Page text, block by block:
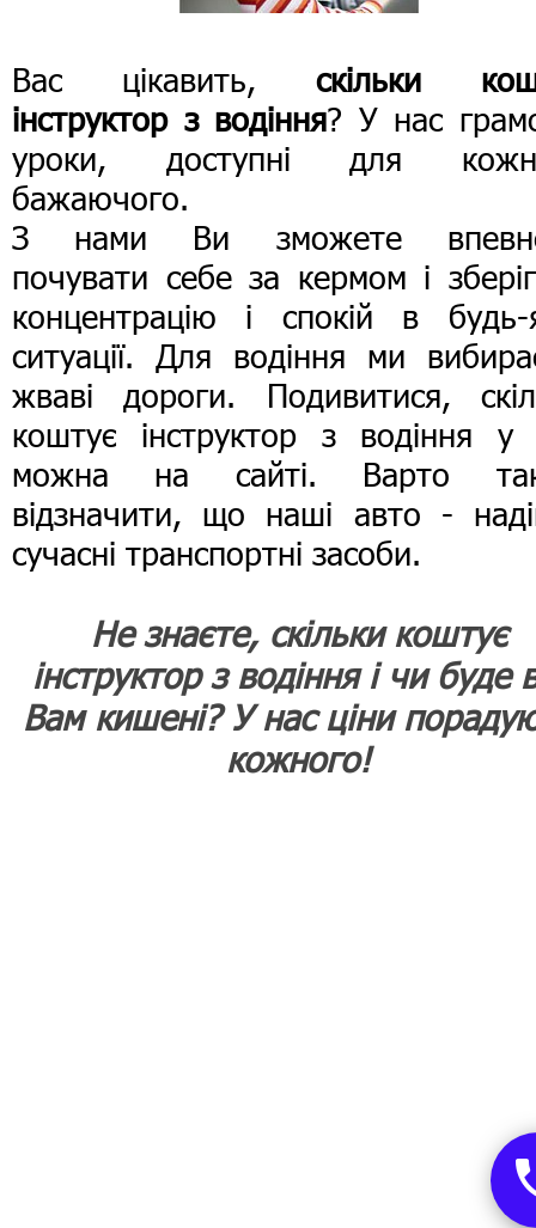
Вас цікавить, скільки
інструктор з водіння? У нас
уроки, доступні для
бажаючого.
З нами Ви зможете
почувати себе за кермом і
концентрацію і спокій в будь-
ситуації. Для водіння ми
жваві дороги. Подивитися,
коштує інструктор з водіння у
можна на сайті. Варто
відзначити, що наші авто -
сучасні транспортні засоби.
Не знаєте, скільки коштує
інструктор з водіння і чи буде
Вам кишені? У нас ціни
кожного!